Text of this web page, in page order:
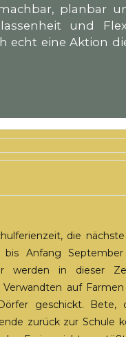
planbar
und
echt eine Aktion
die
Anfang September
werden in dieser
auf
geschickt. Bete,
zurück zur Schule